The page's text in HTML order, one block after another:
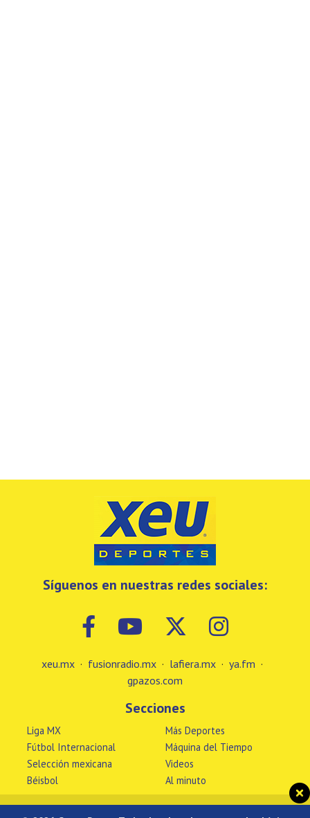
Síguenos en nuestras redes sociales:
xeu.mx · fusionradio.mx · lafiera.mx · ya.fm ·
gpazos.com
Secciones
Liga MX
Fútbol Internacional
Selección mexicana
Béisbol
Más Deportes
Máquina del Tiempo
Videos
Al minuto